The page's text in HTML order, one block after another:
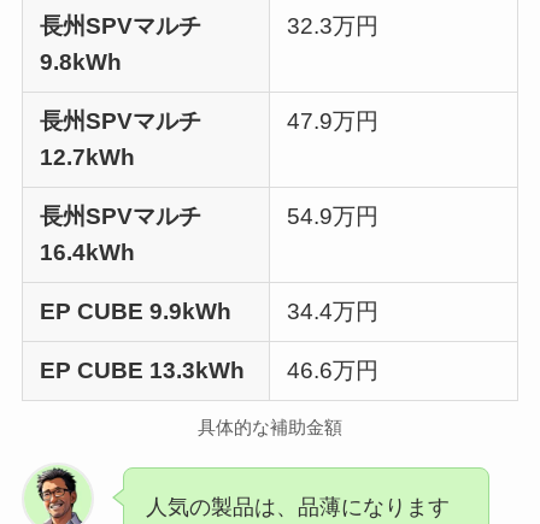
長州SPVマルチ
9.8kWh
32.3万円
長州SPVマルチ
12.7kWh
47.9万円
長州SPVマルチ
16.4kWh
54.9万円
EP CUBE 9.9kWh 34.4万円
EP CUBE 13.3kWh 46.6万円
具体的な補助金額
人気の製品は、品薄になります